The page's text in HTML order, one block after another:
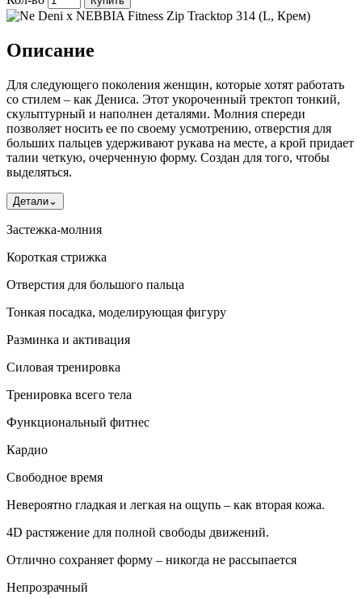
Описание
Для следующего поколения женщин, которые хотят работать
со стилем – как Дениса. Этот укороченный тректоп тонкий,
скульптурный и наполнен деталями. Молния спереди
позволяет носить ее по своему усмотрению, отверстия для
больших пальцев удерживают рукава на месте, а крой придает
талии четкую, очерченную форму. Создан для того, чтобы
выделяться.
Детали⌄
Застежка-молния
Короткая стрижка
Отверстия для большого пальца
Тонкая посадка, моделирующая фигуру
Разминка и активация
Силовая тренировка
Тренировка всего тела
Функциональный фитнес
Кардио
Свободное время
Невероятно гладкая и легкая на ощупь – как вторая кожа.
4D растяжение для полной свободы движений.
Отлично сохраняет форму – никогда не рассыпается
Непрозрачный